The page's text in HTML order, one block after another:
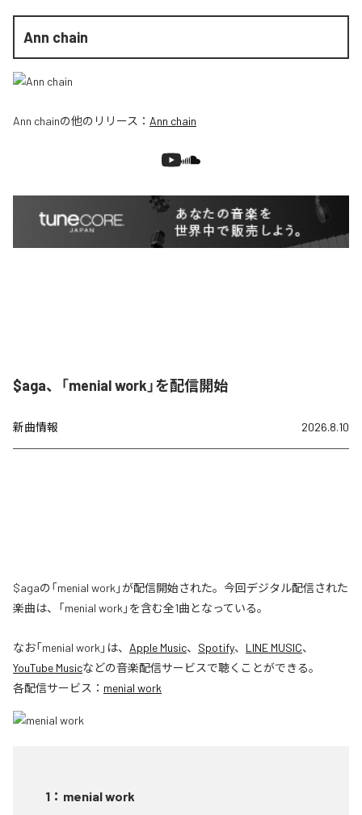
Ann chain
Ann chainの他のリリース： Ann chain
$aga、「menial work」を配信開始
新曲情報 2026.8.10
$agaの「menial work」が配信開始された。今回デジタル配信された
楽曲は、「menial work」を含む全1曲となっている。
なお「menial work 」は、 Apple Music、 Spotify、 LINE MUSIC、
YouTube Musicなどの音楽配信サービスで聴くことができる。
各配信サービス： menial work
1 ： menial work